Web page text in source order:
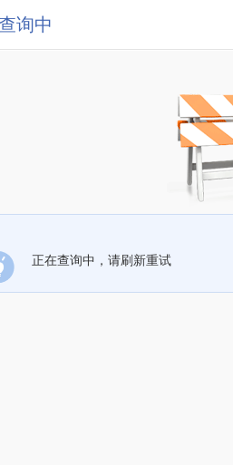
询中
正在查询中，请刷新重试